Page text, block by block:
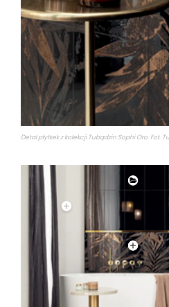
Detal płytkek z kolekcji Tubądzin Sophi Oro. Fot.